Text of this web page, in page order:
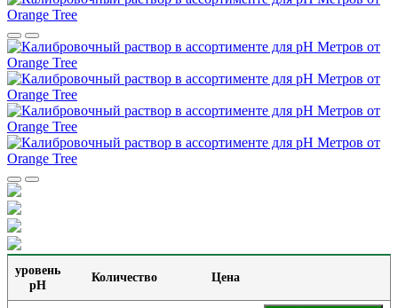
уровень
pH
Количество Цена